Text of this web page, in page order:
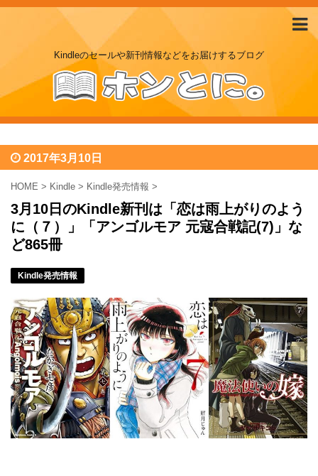
Kindleのセールや新刊情報などをお届けするブログ
2017年3月10日
HOME > Kindle > Kindle発売情報 >
3月10日のKindle新刊は「恋は雨上がりのよう
に（７）」「アンゴルモア 元寇合戦記(7)」な
ど865冊
Kindle発売情報